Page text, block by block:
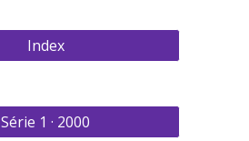
Index
Série 1 · 2000